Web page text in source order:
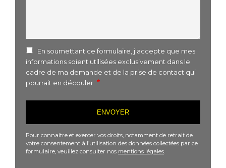
En soumettant ce formulaire, j'accepte que mes
informations soient utilisées exclusivement dans le
cadre de ma demande et de la prise de contact qui
pourrait en découler
Pour connaitre et exercer vos droits, notamment de retrait de
votre consentement à l’utilisation des données collectées par ce
formulaire, veuillez consulter nos mentions légales